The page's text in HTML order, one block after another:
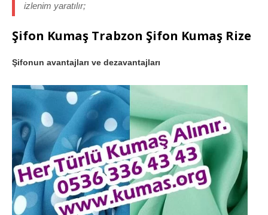
izlenim yaratılır;
Şifon Kumaş Trabzon Şifon Kumaş Rize
Şifonun avantajları ve dezavantajları